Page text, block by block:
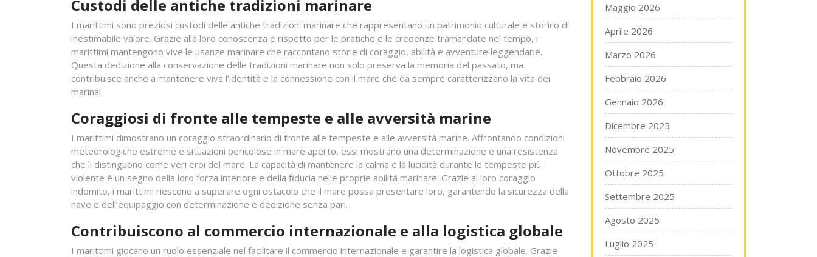
Custodi delle antiche tradizioni marinare
I marittimi sono preziosi custodi delle antiche tradizioni marinare che rappresentano un patrimonio culturale e storico di
inestimabile valore. Grazie alla loro conoscenza e rispetto per le pratiche e le credenze tramandate nel tempo, i
marittimi mantengono vive le usanze marinare che raccontano storie di coraggio, abilità e avventure leggendarie.
Questa dedizione alla conservazione delle tradizioni marinare non solo preserva la memoria del passato, ma
contribuisce anche a mantenere viva l’identità e la connessione con il mare che da sempre caratterizzano la vita dei
marinai.
Coraggiosi di fronte alle tempeste e alle avversità marine
I marittimi dimostrano un coraggio straordinario di fronte alle tempeste e alle avversità marine. Affrontando condizioni
meteorologiche estreme e situazioni pericolose in mare aperto, essi mostrano una determinazione e una resistenza
che li distinguono come veri eroi del mare. La capacità di mantenere la calma e la lucidità durante le tempeste più
violente è un segno della loro forza interiore e della fiducia nelle proprie abilità marinare. Grazie al loro coraggio
indomito, i marittimi riescono a superare ogni ostacolo che il mare possa presentare loro, garantendo la sicurezza della
nave e dell’equipaggio con determinazione e dedizione senza pari.
Contribuiscono al commercio internazionale e alla logistica globale
I marittimi giocano un ruolo essenziale nel facilitare il commercio internazionale e garantire la logistica globale. Grazie
Maggio 2026
Aprile 2026
Marzo 2026
Febbraio 2026
Gennaio 2026
Dicembre 2025
Novembre 2025
Ottobre 2025
Settembre 2025
Agosto 2025
Luglio 2025